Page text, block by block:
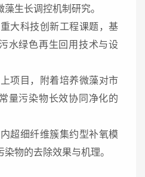
藻生长调控机制研究。
大科技创新工程课题，基
水绿色再生回用技术与设
项目 ，
附着培养微藻对市
量污染物长效协同净化的
超细纤维簇集约型补氧模
物的去除效果与机理。